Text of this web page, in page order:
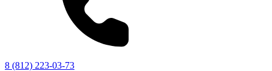
8 (812) 223-03-73